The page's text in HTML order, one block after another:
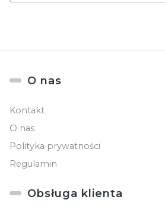
Linki w stopce
O nas
Kontakt
O nas
Polityka prywatności
Regulamin
Obsługa klienta